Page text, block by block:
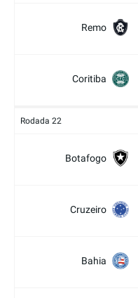
Remo
Coritiba
Rodada 22
Botafogo
Cruzeiro
Bahia